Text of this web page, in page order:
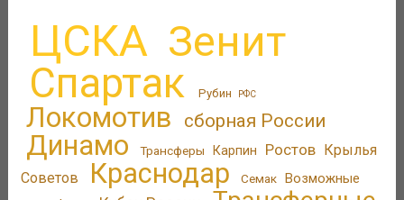
ЦСКА Зенит
Спартак Рубин РФС
Локомотив сборная России
Динамо Трансферы Карпин Ростов
Крылья
Советов
Краснодар Семак
Возможные